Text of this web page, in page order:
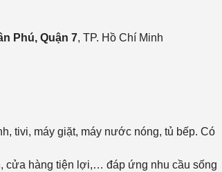
Phú, Quận 7, TP. Hồ Chí Minh
tivi, máy giặt, máy nước nóng, tủ bếp. Có
cửa hàng tiện lợi,… đáp ứng nhu cầu sống